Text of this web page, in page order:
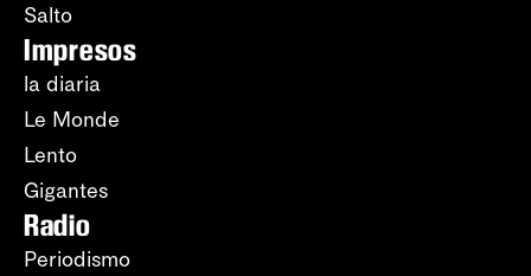
Salto
Impresos
la diaria
Le Monde
Lento
Gigantes
Radio
Periodismo